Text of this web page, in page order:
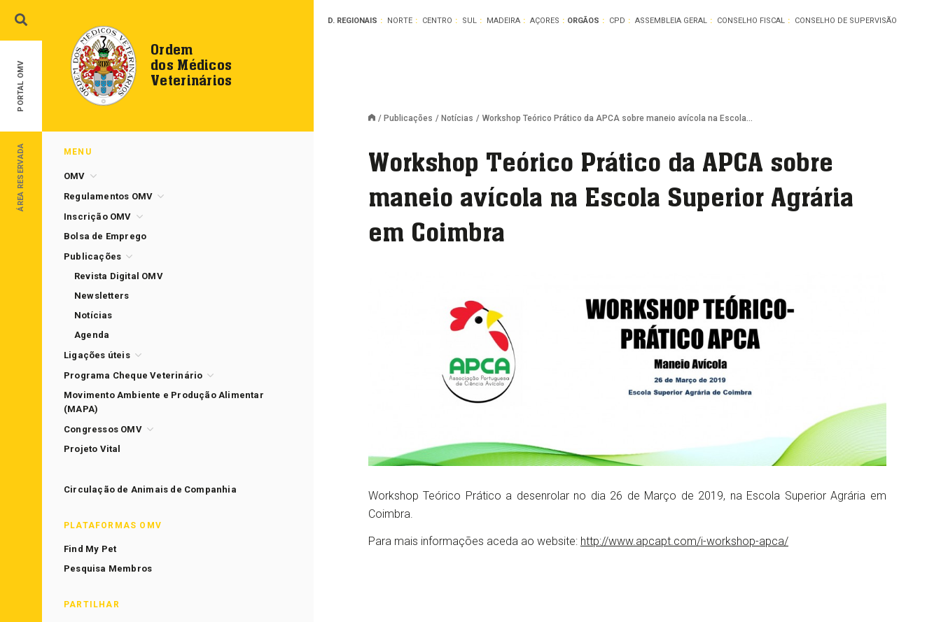
D. REGIONAIS NORTE CENTRO SUL MADEIRA AÇORES ORGÃOS CPD ASSEMBLEIA GERAL CONSELHO FISCAL CONSELHO DE SUPERVISÃO
Publicações Notícias Workshop Teórico Prático da APCA sobre maneio avícola na Escola...
Workshop Teórico Prático da APCA sobre
maneio avícola na Escola Superior Agrária
em Coimbra
Workshop Teórico Prático a desenrolar no dia 26 de Março de 2019, na Escola Superior Agrária em
Coimbra.
Para mais informações aceda ao website: http://www.apcapt.com/i-workshop-apca/
Ordem
dos Médicos
Veterinários
MENU
OMV
Regulamentos OMV
Inscrição OMV
Bolsa de Emprego
Publicações
Revista Digital OMV
Newsletters
Notícias
Agenda
Ligações úteis
Programa Cheque Veterinário
Movimento Ambiente e Produção Alimentar
(MAPA)
Congressos OMV
Projeto Vital
Circulação de Animais de Companhia
PLATAFORMAS OMV
Find My Pet
Pesquisa Membros
PARTILHAR
ÁREA RESERVADA
PORTAL OMV